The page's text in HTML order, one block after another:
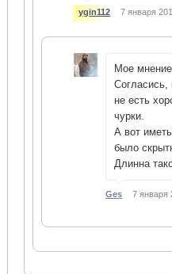
ygin112 7 января
Мое
Согласись,
не есть
чурки.
А вот
было
Длинна
Ges 7 января